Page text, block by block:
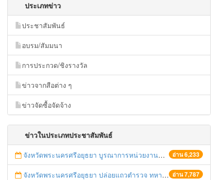
ประเภทข่าว
ประชาสัมพันธ์
อบรม/สัมมนา
การประกวด/ชิงรางวัล
ข่าวจากสือต่าง ๆ
ข่าวจัดซื้อจัดจ้าง
ข่าวในประเภทประชาสัมพันธ์
อ่าน 6,233
จังหวัดพระนครศรีอยุธยา บูรณาการหน่วยงานที่เกี่ยวข้อง ลงพื้นที่จัดระเบียบและดำเนินมาตรการตามบทลงโทษสูงสุดกับผู้ประกอบการร้านค้าที่ยังฝ่าฝืนตั้งร้านค้ารุกล้ำเขตพื้นที่ทางหลวง เตรียมความปลอดภัยก่อนเทศกาลสงกรานต์
อ่าน 7,787
จังหวัดพระนครศรีอยุธยา ปล่อยแถวตำรวจ ทหาร ฝ่ายปกครอง กว่า 100 นาย ตรวจเข้มท่ารถสาธารณะ สถานีขนส่งรถโดยสาร วินรถตู้ และสถานีรถไฟ เตรียมรับมือเทศกาลสงกรานต์